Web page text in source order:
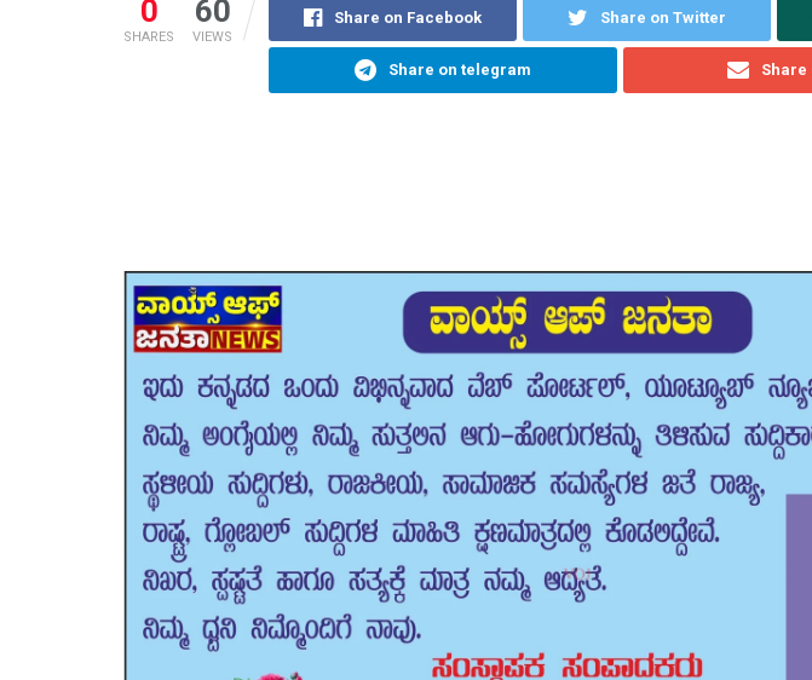
0
SHARES
60
VIEWS
Share on Facebook Share on Twitter
Share on telegram Share